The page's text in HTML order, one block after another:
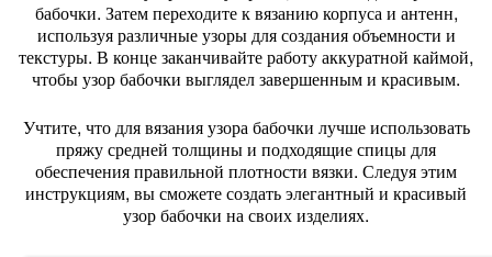
бабочки. Затем переходите к вязанию корпуса и антенн,
используя различные узоры для создания объемности и
текстуры. В конце заканчивайте работу аккуратной каймой,
чтобы узор бабочки выглядел завершенным и красивым.
Учтите, что для вязания узора бабочки лучше использовать
пряжу средней толщины и подходящие спицы для
обеспечения правильной плотности вязки. Следуя этим
инструкциям, вы сможете создать элегантный и красивый
узор бабочки на своих изделиях.